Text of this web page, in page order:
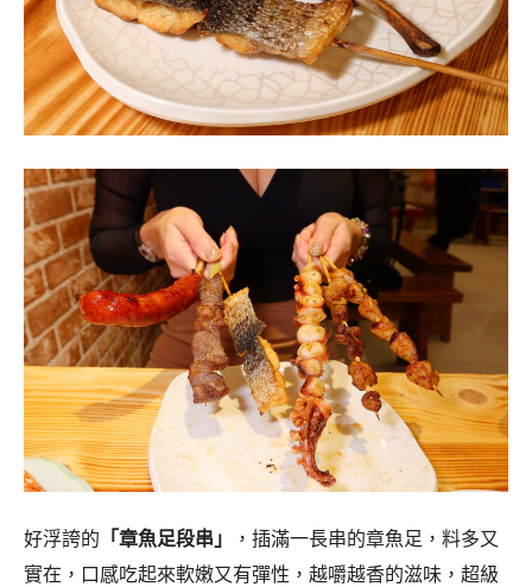
好浮誇的 「章魚足段串」
，插滿一長串的章魚足，料多又
實在，口感吃起來軟嫩又有彈性，越嚼越香的滋味，超級